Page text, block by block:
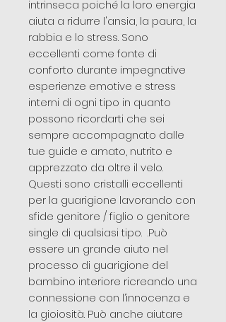
intrinseca poiché la loro energia
aiuta a ridurre l'ansia, la paura, la
rabbia e lo stress. Sono
eccellenti come fonte di
conforto durante impegnative
esperienze emotive e stress
interni di ogni tipo in quanto
possono ricordarti che sei
sempre accompagnato dalle
tue guide e amato, nutrito e
apprezzato da oltre il velo.
Questi sono cristalli eccellenti
per la guarigione lavorando con
sfide genitore / figlio o genitore
single di qualsiasi tipo. .Può
essere un grande aiuto nel
processo di guarigione del
bambino interiore ricreando una
connessione con l’innocenza e
la gioiosità. Può anche aiutare